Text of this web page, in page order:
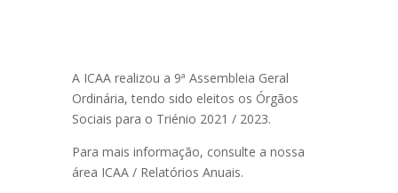
A ICAA realizou a 9ª Assembleia Geral
Ordinária, tendo sido eleitos os Órgãos
Sociais para o Triénio 2021 / 2023.
Para mais informação, consulte a nossa
área ICAA / Relatórios Anuais.